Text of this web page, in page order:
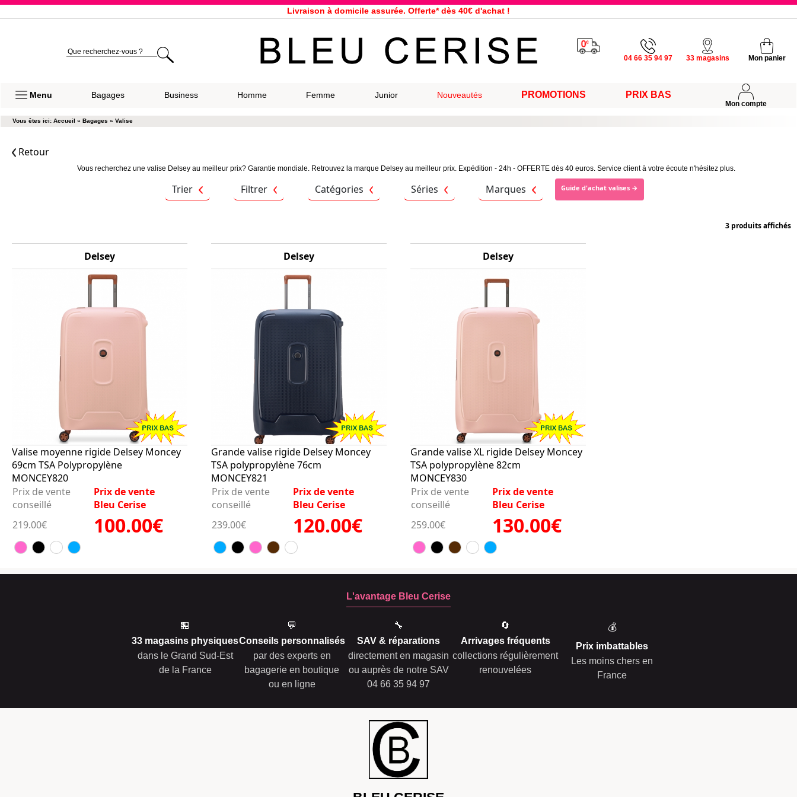
Livraison à domicile assurée. Offerte* dès 40€ d'achat !
Expédition le jour même pour toutes commandes passées avant 12h, du lundi au vendredi
33 magasins répartis dans la France. Un à proximité de chez vous ?
04 66 35 94 97 33 magasins Mon panier
Menu Bagages Business Homme Femme Junior Nouveautés PROMOTIONS PRIX BAS
Mon compte
Vous êtes ici: Accueil » Bagages » Valise
Retour
Vous recherchez une valise Delsey au meilleur prix? Garantie mondiale. Retrouvez la marque Delsey au meilleur prix. Expédition - 24h - OFFERTE dès 40 euros. Service client à votre écoute n'hésitez plus.
Trier Filtrer Catégories Séries Marques Guide d'achat valises →
3 produits affichés
Delsey
Valise moyenne rigide Delsey Moncey
69cm TSA Polypropylène
MONCEY820
Prix de vente
conseillé
Prix de vente
Bleu Cerise
219.00€
100.00€
Delsey
Grande valise rigide Delsey Moncey
TSA polypropylène 76cm
MONCEY821
Prix de vente
conseillé
Prix de vente
Bleu Cerise
239.00€
120.00€
Delsey
Grande valise XL rigide Delsey Moncey
TSA polypropylène 82cm
MONCEY830
Prix de vente
conseillé
Prix de vente
Bleu Cerise
259.00€
130.00€
L'avantage Bleu Cerise
🏪
33 magasins physiques
dans le Grand Sud-Est
de la France
💬
Conseils personnalisés
par des experts en
bagagerie en boutique
ou en ligne
🔧
SAV & réparations
directement en magasin
ou auprès de notre SAV
04 66 35 94 97
🔄
Arrivages fréquents
collections régulièrement
renouvelées
💰
Prix imbattables
Les moins chers en
France